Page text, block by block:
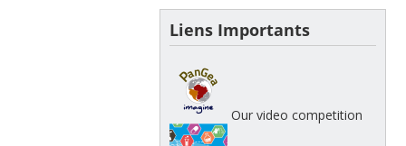
Liens Importants
Our video competition